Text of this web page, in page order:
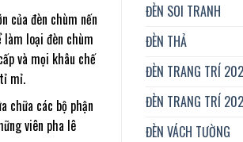
ĐÈN SOI TRANH
ĐÈN THẢ
ĐÈN TRANG TRÍ
ĐÈN TRANG TRÍ
ĐÈN VÁCH TƯỜNG
của đèn chùm nến
loại đèn chùm
và mọi khâu chế
mỉ.
chữa các bộ phận
viên pha lê